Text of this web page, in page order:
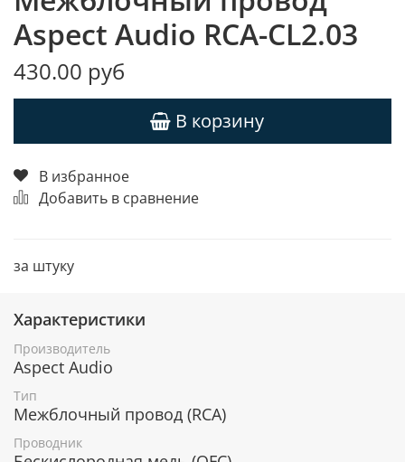
Aspect Audio RCA-CL2.03
430.00 руб
В корзину
В избранное
Добавить в сравнение
за штуку
Характеристики
Производитель
Aspect Audio
Тип
Межблочный провод (RCA)
Проводник